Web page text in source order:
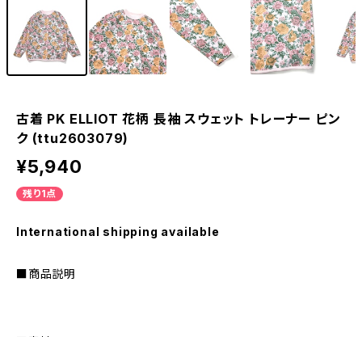
古着 PK ELLIOT 花柄 長袖 スウェット トレーナー ピン
ク (ttu2603079)
¥5,940
残り1点
International shipping available
■商品説明